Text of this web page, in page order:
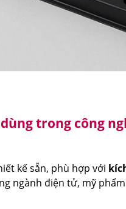
trong công
kế sẵn, phù hợp với
ngành điện tử, mỹ